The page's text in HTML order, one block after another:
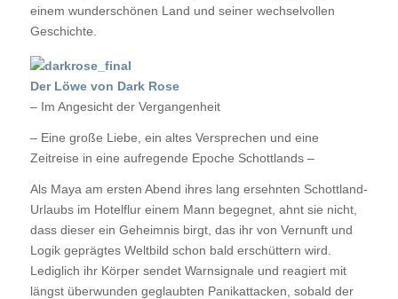
einem wunderschönen Land und seiner wechselvollen
Geschichte.
Der Löwe von Dark Rose
– Im Angesicht der Vergangenheit
– Eine große Liebe, ein altes Versprechen und eine
Zeitreise in eine aufregende Epoche Schottlands –
Als Maya am ersten Abend ihres lang ersehnten Schottland-
Urlaubs im Hotelflur einem Mann begegnet, ahnt sie nicht,
dass dieser ein Geheimnis birgt, das ihr von Vernunft und
Logik geprägtes Weltbild schon bald erschüttern wird.
Lediglich ihr Körper sendet Warnsignale und reagiert mit
längst überwunden geglaubten Panikattacken, sobald der